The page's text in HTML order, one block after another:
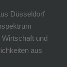
Düsseldorf
und
aus